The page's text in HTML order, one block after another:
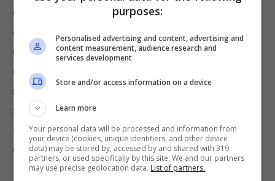
conservando il succo. Quindi mescolate la cicoria
con i mandarini.
emulsionando il succo dei mandarini con il
di limone
sedano
sull’insalata, mescolate e lasciate marinare per 10
minuti. Decorate con le fette d’aranciae ciuffi di
crescione.
purposes:
Personalised advertising and content, advertising and
content measurement, audience research and
services development
Store and/or access information on a device
Learn more
Your personal data will be processed and information from
your device (cookies, unique identifiers, and other device
data) may be stored by, accessed by and shared with 319
partners, or used specifically by this site. We and our partners
may use precise geolocation data. List of partners.